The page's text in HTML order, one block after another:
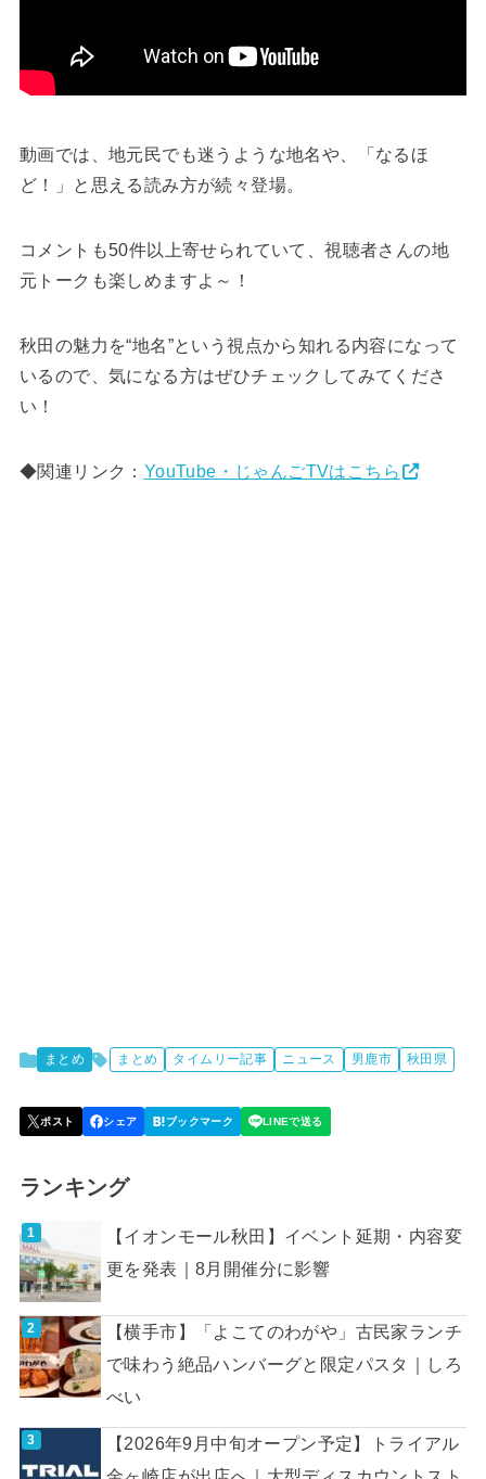
動画では、地元民でも迷うような地名や、「なるほ
ど！」と思える読み方が続々登場。
コメントも50件以上寄せられていて、視聴者さんの地
元トークも楽しめますよ～！
秋田の魅力を“地名”という視点から知れる内容になって
いるので、気になる方はぜひチェックしてみてくださ
い！
◆関連リンク： YouTube・じゃんごTVはこちら
まとめ まとめ タイムリー記事 ニュース 男鹿市 秋田県
ランキング
【イオンモール秋田】イベント延期・内容変
更を発表｜8月開催分に影響
【横手市】「よこてのわがや」古民家ランチ
で味わう絶品ハンバーグと限定パスタ｜しろ
べい
【2026年9月中旬オープン予定】トライアル